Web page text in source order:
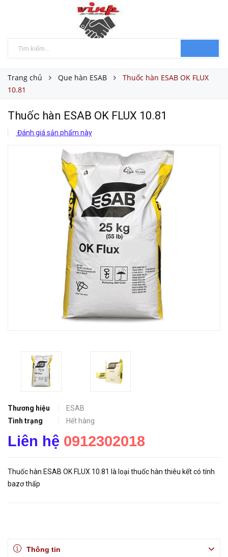
Trang chủ Que hàn ESAB
Thuốc hàn ESAB OK FLUX
10.81
Thuốc hàn ESAB OK FLUX 10.81
Đánh giá sản phẩm này
Thương hiệu
ESAB
Tình trạng
Hết hàng
Liên hệ 0912302018
Thuốc hàn ESAB OK FLUX 10.81 là loại thuốc hàn thiêu kết có tính
bazơ thấp
Thông tin